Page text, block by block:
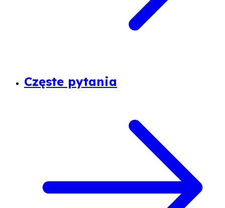
Częste pytania